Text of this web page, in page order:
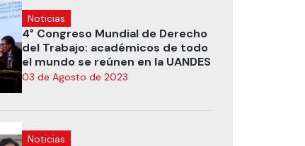
Noticias
4° Congreso Mundial de Derecho
del Trabajo: académicos de todo
el mundo se reúnen en la UANDES
03 de Agosto de 2023
Noticias